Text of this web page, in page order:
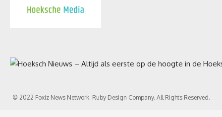
© 2022 Foxiz News Network. Ruby Design Company. All Rights Reserved.